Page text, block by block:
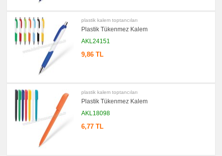
plastik kalem toptancıları
Plastik Tükenmez Kalem
AKL24151
9,86 TL
plastik kalem toptancıları
Plastik Tükenmez Kalem
AKL18098
6,77 TL
Çantası
&
Sekreter
Bloknot
promosyon
promosyon
Yapışkan
Seti
&
Tutucu
promosyon